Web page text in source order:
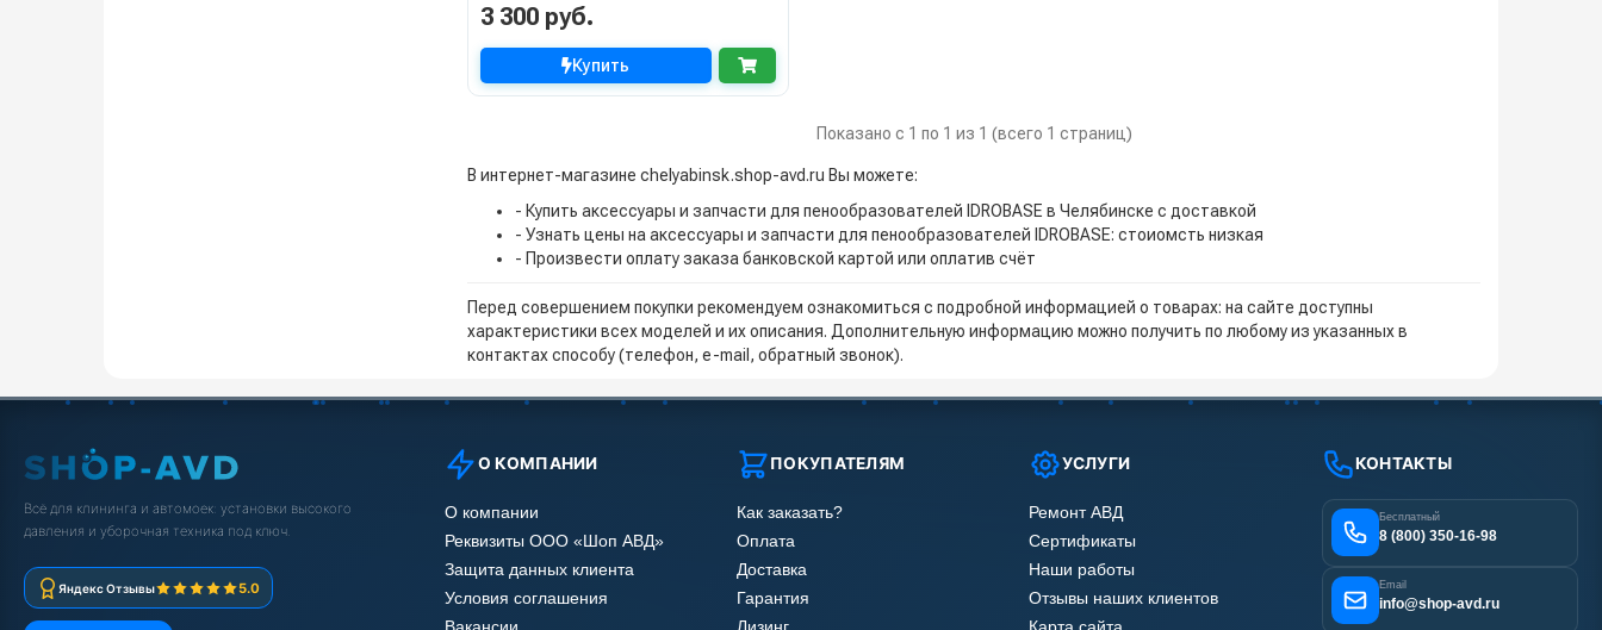
3 300 руб.
Купить
Показано с 1 по 1 из 1 (всего 1 страниц)
В интернет-магазине chelyabinsk.shop-avd.ru Вы можете:
- Купить аксессуары и запчасти для пенообразователей IDROBASE в Челябинске с доставкой
- Узнать цены на аксессуары и запчасти для пенообразователей IDROBASE: стоиомсть низкая
- Произвести оплату заказа банковской картой или оплатив счёт
Перед совершением покупки рекомендуем ознакомиться с подробной информацией о товарах: на сайте доступны
характеристики всех моделей и их описания. Дополнительную информацию можно получить по любому из указанных в
контактах способу (телефон, e-mail, обратный звонок).
Всё для клининга и автомоек: установки высокого
давления и уборочная техника под ключ.
Яндекс Отзывы 5.0
О КОМПАНИИ
О компании
Реквизиты ООО «Шоп АВД»
Защита данных клиента
Условия соглашения
ПОКУПАТЕЛЯМ
Как заказать?
Оплата
Доставка
Гарантия
УСЛУГИ
Ремонт АВД
Сертификаты
Наши работы
Отзывы наших клиентов
КОНТАКТЫ
Бесплатный
8 (800) 350-16-98
Email
info@shop-avd.ru